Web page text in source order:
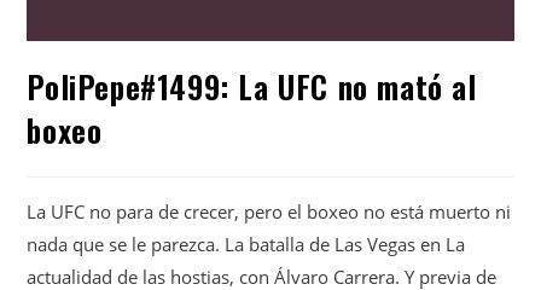
PoliPepe#1499: La UFC no mató al
boxeo
La UFC no para de crecer, pero el boxeo no está muerto ni
nada que se le parezca. La batalla de Las Vegas en La
actualidad de las hostias, con Álvaro Carrera. Y previa de